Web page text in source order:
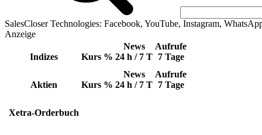
SalesCloser Technologies: Facebook, YouTube, Instagram,
Anzeige
Indizes Kurs %
News
24 h / 7 T
Aufrufe
7 Tage
Aktien Kurs %
News
24 h / 7 T
Aufrufe
7 Tage
Xetra-Orderbuch